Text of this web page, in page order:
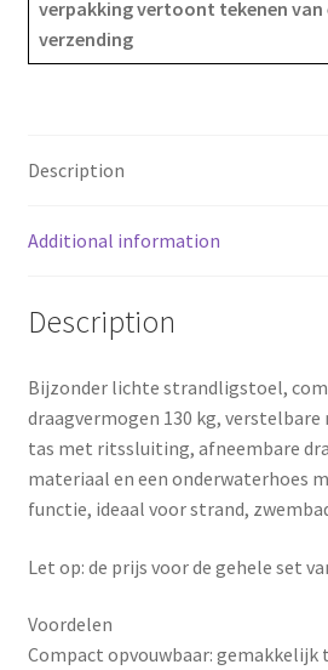
c
e
o
n
t
t
a
r
verpakking vertoont tekenen van
verzending
Description
Additional information
Description
Bijzonder lichte strandligstoel,
draagvermogen 130 kg,
tas met ritssluiting, afneembare
materiaal en een onderwaterhoes
functie, ideaal voor strand,
Let op: de prijs voor de gehele set
Voordelen
Compact opvouwbaar: gemakkelijk